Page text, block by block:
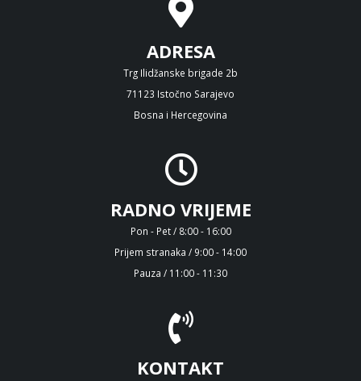
ADRESA
Trg Ilidžanske brigade 2b
71123 Istočno Sarajevo
Bosna i Hercegovina
RADNO VRIJEME
Pon - Pet / 8:00 - 16:00
Prijem stranaka / 9:00 - 14:00
Pauza / 11:00 - 11:30
KONTAKT